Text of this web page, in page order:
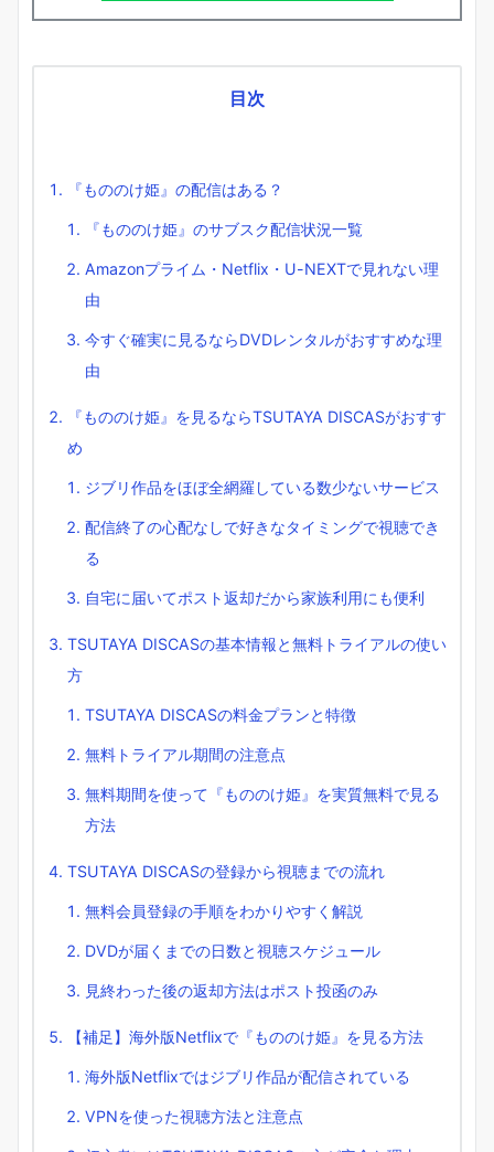
目次
『もののけ姫』の配信はある？
『もののけ姫』のサブスク配信状況一覧
Amazonプライム・Netflix・U-NEXTで見れない理
由
今すぐ確実に見るならDVDレンタルがおすすめな理
由
『もののけ姫』を見るならTSUTAYA DISCASがおすす
め
ジブリ作品をほぼ全網羅している数少ないサービス
配信終了の心配なしで好きなタイミングで視聴でき
る
自宅に届いてポスト返却だから家族利用にも便利
TSUTAYA DISCASの基本情報と無料トライアルの使い
方
TSUTAYA DISCASの料金プランと特徴
無料トライアル期間の注意点
無料期間を使って『もののけ姫』を実質無料で見る
方法
TSUTAYA DISCASの登録から視聴までの流れ
無料会員登録の手順をわかりやすく解説
DVDが届くまでの日数と視聴スケジュール
見終わった後の返却方法はポスト投函のみ
【補足】海外版Netflixで『もののけ姫』を見る方法
海外版Netflixではジブリ作品が配信されている
VPNを使った視聴方法と注意点